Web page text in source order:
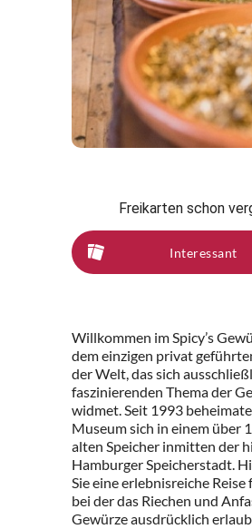
Freikarten schon
Interessant
Willkommen im Spicy’s
dem einzigen privat
der Welt, das sich
faszinierenden Thema der
widmet. Seit 1993
Museum sich in einem über
alten Speicher inmitten der
Hamburger Speicherstadt.
Sie eine erlebnisreiche Reise
bei der das Riechen und
Gewürze ausdrücklich